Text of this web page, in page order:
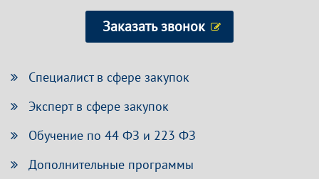
Заказать звонок
Специалист в сфере закупок
Эксперт в сфере закупок
Обучение по 44 ФЗ и 223 ФЗ
Дополнительные программы